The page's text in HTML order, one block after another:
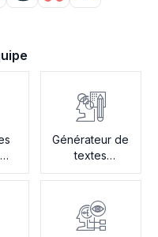
Générateur de
textes
publicitaires